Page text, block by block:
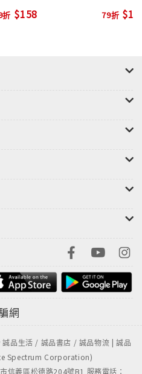
折 $158 79折
網
品生活 / 誠品書店 / 誠品物流 | 誠品
Spectrum Corporation)
信義區松德路204號B1 服務電話：